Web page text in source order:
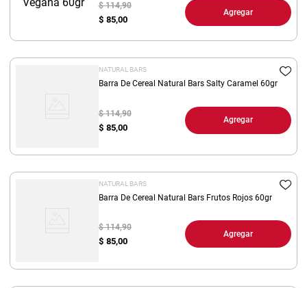
$ 85,00
$ 114,90
Agregar
NATURAL BARS
Barra De Cereal Natural Bars Salty Caramel 60gr
$ 85,00
$ 114,90
Agregar
NATURAL BARS
Barra De Cereal Natural Bars Frutos Rojos 60gr
$ 85,00
$ 114,90
Agregar